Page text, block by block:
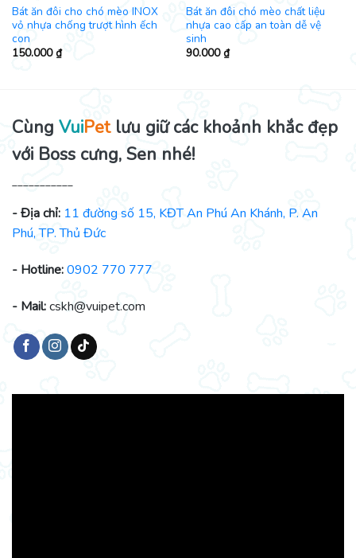
Bát ăn đôi cho chó mèo INOX
vỏ nhựa chống trượt hình ếch
con
150.000₫
Bát ăn đôi chó mèo chất liệu
nhựa cao cấp an toàn dễ vệ
sinh
90.000₫
Cùng VuiPetlưu giữ các khoảnh khắc đẹp
với Boss cưng, Sen nhé!
- Địa chỉ: 11 đường số 15, KĐT An Phú An Khánh, P. An
Phú, TP. Thủ Đức
- Hotline:0902 770 777
- Mail:cskh@vuipet.com